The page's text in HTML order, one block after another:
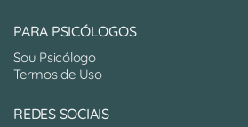
PARA PSICÓLOGOS
Sou Psicólogo
Termos de Uso
REDES SOCIAIS